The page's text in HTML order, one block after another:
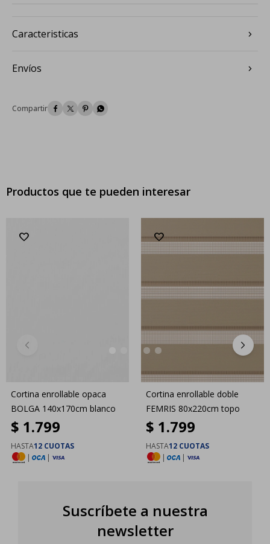
Caracteristicas
Envíos
   
Productos que te pueden interesar
Cortina enrollable opaca
BOLGA 140x170cm blanco
$ 1.799
HASTA12 CUOTAS
|
|
Cortina enrollable doble
FEMRIS 80x220cm topo
$ 1.799
HASTA12 CUOTAS
|
|
Suscríbete a nuestra
newsletter